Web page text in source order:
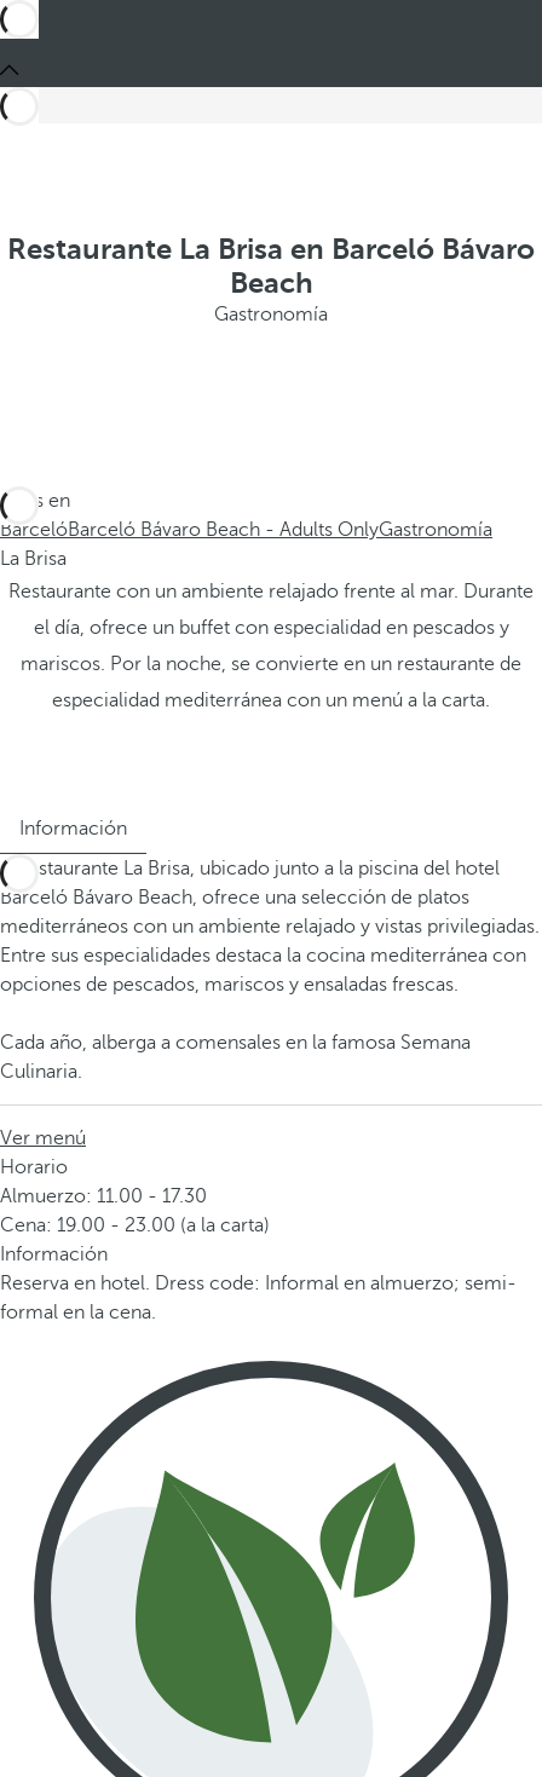
Restaurante La Brisa en Barceló Bávaro
Beach
Gastronomía
Estás en
BarcelóBarceló Bávaro Beach - Adults OnlyGastronomía
La Brisa
Restaurante con un ambiente relajado frente al mar. Durante
el día, ofrece un buffet con especialidad en pescados y
mariscos. Por la noche, se convierte en un restaurante de
especialidad mediterránea con un menú a la carta.
Información
El restaurante La Brisa, ubicado junto a la piscina del hotel
Barceló Bávaro Beach, ofrece una selección de platos
mediterráneos con un ambiente relajado y vistas privilegiadas.
Entre sus especialidades destaca la cocina mediterránea con
opciones de pescados, mariscos y ensaladas frescas.
Cada año, alberga a comensales en la famosa Semana
Culinaria.
Ver menú
Horario
Almuerzo: 11.00 - 17.30
Cena: 19.00 - 23.00 (a la carta)
Información
Reserva en hotel. Dress code: Informal en almuerzo; semi-
formal en la cena.